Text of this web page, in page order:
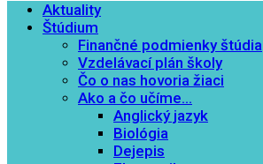
Aktuality
Štúdium
Finančné podmienky štúdia
Vzdelávací plán školy
Čo o nas hovoria žiaci
Ako a čo učíme…
Anglický jazyk
Biológia
Dejepis